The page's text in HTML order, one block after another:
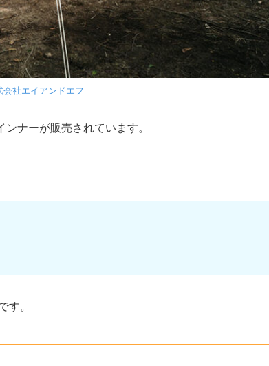
会社エイアンドエフ
ナーが販売されています。
す。